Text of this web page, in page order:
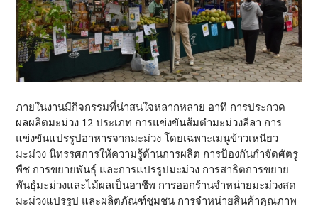
ภายในงานมีกิจกรรมที่น่าสนใจหลากหลาย อาทิ การประกวด
ผลผลิตมะม่วง 12 ประเภท การแข่งขันส้มตำมะม่วงลีลา การ
แข่งขันแปรรูปอาหารจากมะม่วง โดยเฉพาะเมนูข้าวเหนียว
มะม่วง นิทรรศการให้ความรู้ด้านการผลิต การป้องกันกำจัดศัตรู
พืช การขยายพันธุ์ และการแปรรูปมะม่วง การสาธิตการขยาย
พันธุ์มะม่วงและไม้ผลเป็นอาชีพ การออกร้านจำหน่ายมะม่วงสด
มะม่วงแปรรูป และผลิตภัณฑ์ชุมชน การจำหน่ายสินค้าคุณภาพ